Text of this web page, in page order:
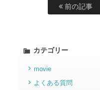
前の記事
カテゴリー
movie
よくある質問